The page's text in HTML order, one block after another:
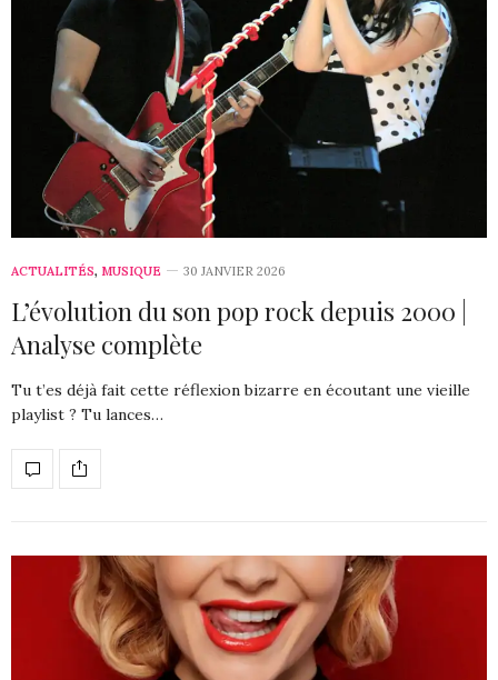
ACTUALITÉS, MUSIQUE 30 JANVIER 2026
L’évolution du son pop rock depuis 2000 |
Analyse complète
Tu t’es déjà fait cette réflexion bizarre en écoutant une vieille
playlist ? Tu lances…